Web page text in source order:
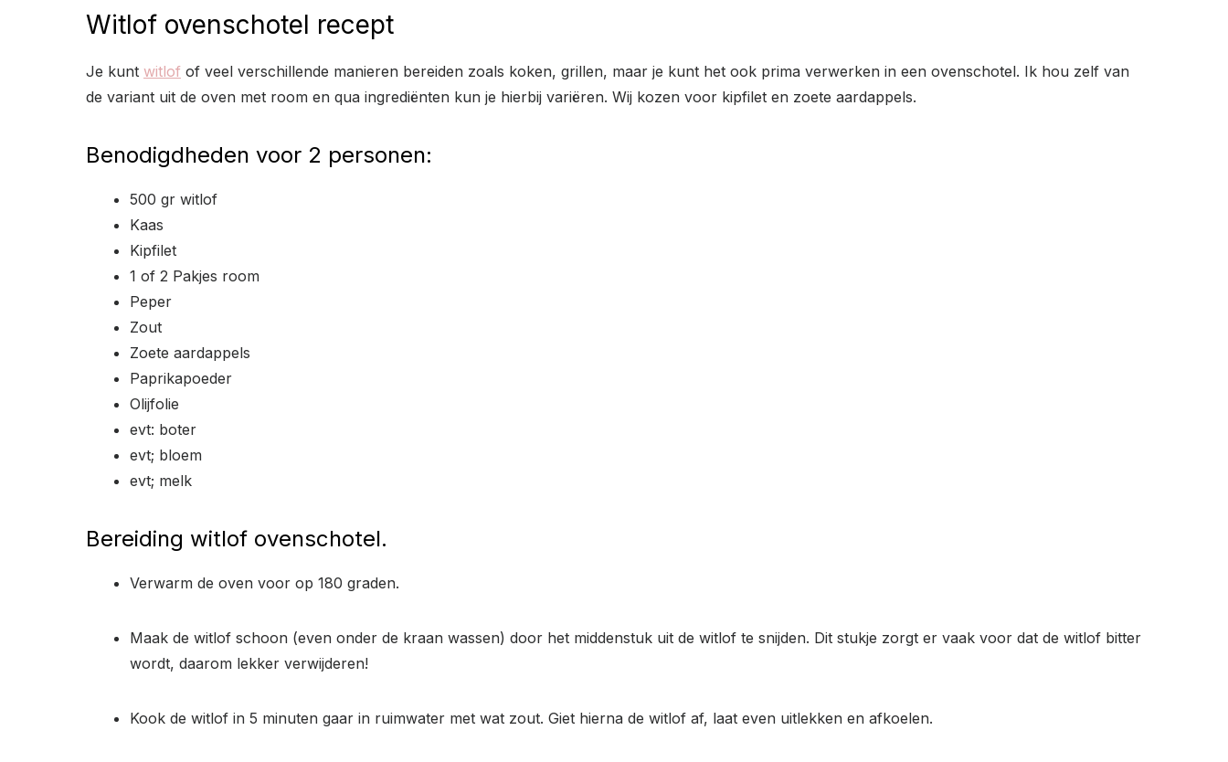
Witlof ovenschotel recept
Je kunt witlof of veel verschillende manieren bereiden zoals koken, grillen, maar je kunt het ook prima verwerken in een ovenschotel. Ik hou zelf van
de variant uit de oven met room en qua ingrediënten kun je hierbij variëren. Wij kozen voor kipfilet en zoete aardappels.
Benodigdheden voor 2 personen:
500 gr witlof
Kaas
Kipfilet
1 of 2 Pakjes room
Peper
Zout
Zoete aardappels
Paprikapoeder
Olijfolie
evt: boter
evt; bloem
evt; melk
Bereiding witlof ovenschotel.
Verwarm de oven voor op 180 graden.
Maak de witlof schoon (even onder de kraan wassen) door het middenstuk uit de witlof te snijden. Dit stukje zorgt er vaak voor dat de witlof bitter
wordt, daarom lekker verwijderen!
Kook de witlof in 5 minuten gaar in ruimwater met wat zout. Giet hierna de witlof af, laat even uitlekken en afkoelen.